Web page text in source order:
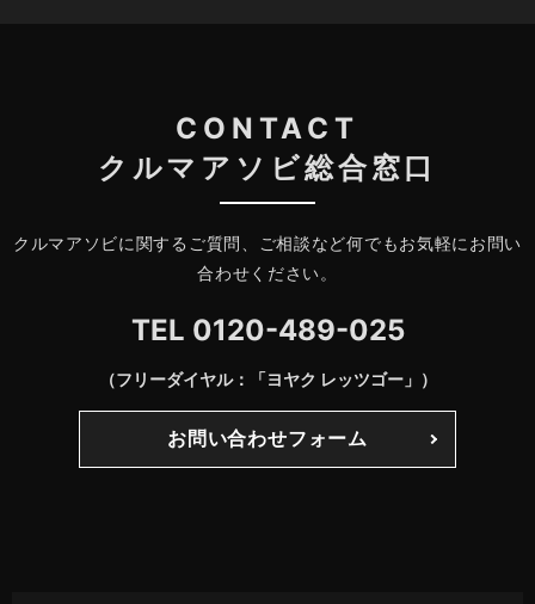
CONTACT
クルマアソビ総合窓口
クルマアソビに関するご質問、ご相談など何でもお気軽にお問い
合わせください。
TEL 0120-489-025
（フリーダイヤル：「ヨヤク レッツゴー」）
お問い合わせフォーム